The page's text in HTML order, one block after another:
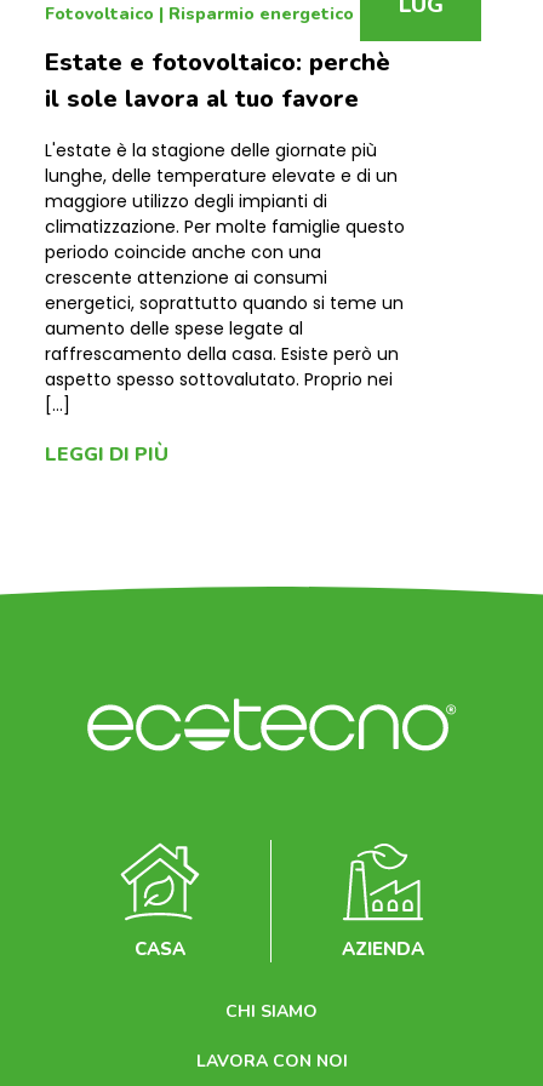
Fotovoltaico | Risparmio energetico
Estate e fotovoltaico: perchè
il sole lavora al tuo favore
L'estate è la stagione delle giornate più
lunghe, delle temperature elevate e di un
maggiore utilizzo degli impianti di
climatizzazione. Per molte famiglie questo
periodo coincide anche con una
crescente attenzione ai consumi
energetici, soprattutto quando si teme un
aumento delle spese legate al
raffrescamento della casa. Esiste però un
aspetto spesso sottovalutato. Proprio nei
[…]
LEGGI DI PIÙ
CHI SIAMO
LAVORA CON NOI
CASA AZIENDA